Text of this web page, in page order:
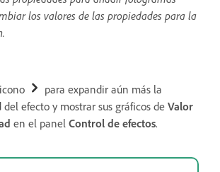
los valores de las propiedades para la
para expandir aún más la
del efecto y mostrar sus gráficos de Valor
en el panel Control de efectos.